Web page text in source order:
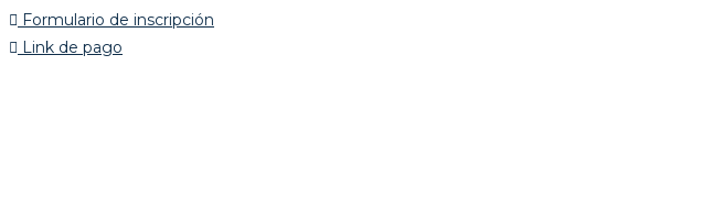
Formulario de inscripción
Link de pago